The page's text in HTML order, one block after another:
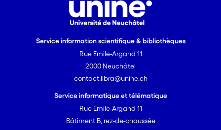
Service information scientifique & bibliothèques
Rue Emile-Argand 11
2000 Neuchâtel
contact.libra@unine.ch
Service informatique et télématique
Rue Emile-Argand 11
Bâtiment B, rez-de-chaussée